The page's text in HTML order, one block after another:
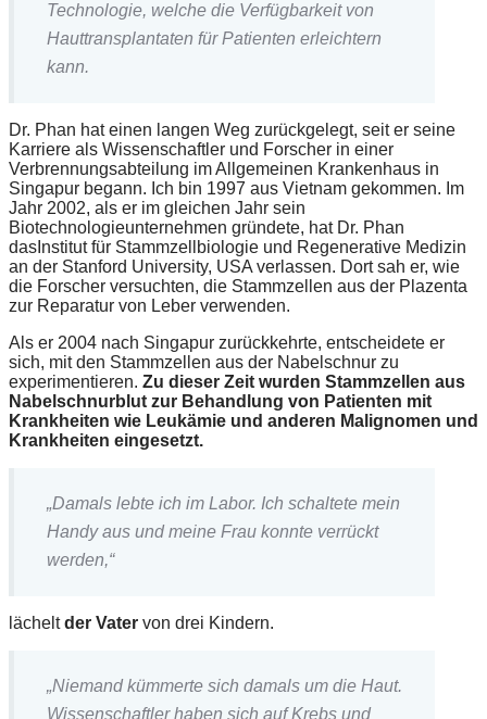
Technologie, welche die Verfügbarkeit von
Hauttransplantaten für Patienten erleichtern
kann.
Dr. Phan hat einen langen Weg zurückgelegt, seit er seine
Karriere als Wissenschaftler und Forscher in einer
Verbrennungsabteilung im Allgemeinen Krankenhaus in
Singapur begann. Ich bin 1997 aus Vietnam gekommen. Im
Jahr 2002, als er im gleichen Jahr sein
Biotechnologieunternehmen gründete, hat Dr. Phan
dasInstitut für Stammzellbiologie und Regenerative Medizin
an der Stanford University, USA verlassen. Dort sah er, wie
die Forscher versuchten, die Stammzellen aus der Plazenta
zur Reparatur von Leber verwenden.
Als er 2004 nach Singapur zurückkehrte, entscheidete er
sich, mit den Stammzellen aus der Nabelschnur zu
experimentieren. Zu dieser Zeit wurden Stammzellen aus
Nabelschnurblut zur Behandlung von Patienten mit
Krankheiten wie Leukämie und anderen Malignomen und
Krankheiten eingesetzt.
„Damals lebte ich im Labor. Ich schaltete mein
Handy aus und meine Frau konnte verrückt
werden,“
lächeltder Vater von drei Kindern.
„Niemand kümmerte sich damals um die Haut.
Wissenschaftler haben sich auf Krebs und